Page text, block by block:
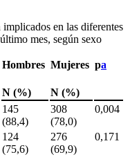
en las diferentes
mes, según sexo
Hombres Mujeres pa
N (%)
N (%)
145
(88,4)
308
(78,0)
0,004
124
(75,6)
276
(69,9)
0,171